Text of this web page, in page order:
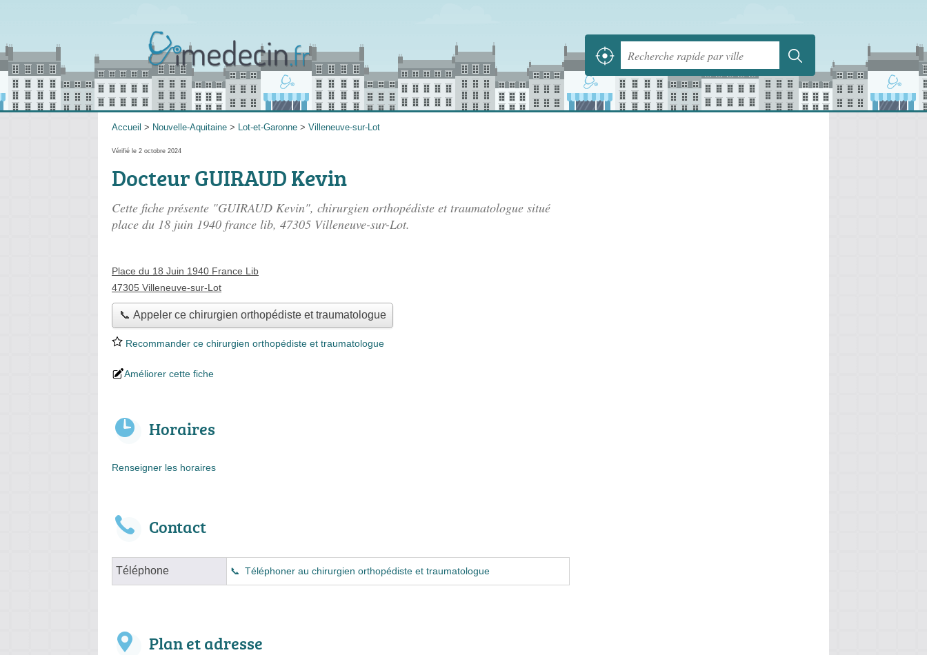
Accueil > Nouvelle-Aquitaine > Lot-et-Garonne > Villeneuve-sur-Lot
Vérifié le 2 octobre 2024
Docteur GUIRAUD Kevin
Cette fiche présente "GUIRAUD Kevin", chirurgien orthopédiste et traumatologue situé
place du 18 juin 1940 france lib, 47305 Villeneuve-sur-Lot.
Place du 18 Juin 1940 France Lib
47305 Villeneuve-sur-Lot
📞 Appeler ce chirurgien orthopédiste et traumatologue
Recommander ce chirurgien orthopédiste et traumatologue
Améliorer cette fiche
Horaires
Renseigner les horaires
Contact
Téléphone Téléphoner au chirurgien orthopédiste et traumatologue
Plan et adresse